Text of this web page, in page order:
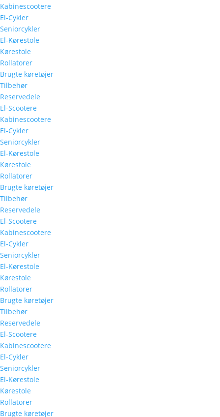
Kabinescootere
El-Cykler
Seniorcykler
El-Kørestole
Kørestole
Rollatorer
Brugte køretøjer
Tilbehør
Reservedele
El-Scootere
Kabinescootere
El-Cykler
Seniorcykler
El-Kørestole
Kørestole
Rollatorer
Brugte køretøjer
Tilbehør
Reservedele
El-Scootere
Kabinescootere
El-Cykler
Seniorcykler
El-Kørestole
Kørestole
Rollatorer
Brugte køretøjer
Tilbehør
Reservedele
El-Scootere
Kabinescootere
El-Cykler
Seniorcykler
El-Kørestole
Kørestole
Rollatorer
Brugte køretøjer